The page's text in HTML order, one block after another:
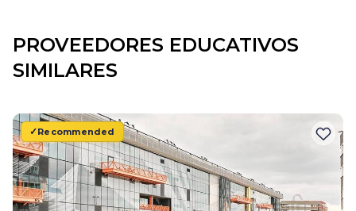
PROVEEDORES EDUCATIVOS
SIMILARES
Recommended